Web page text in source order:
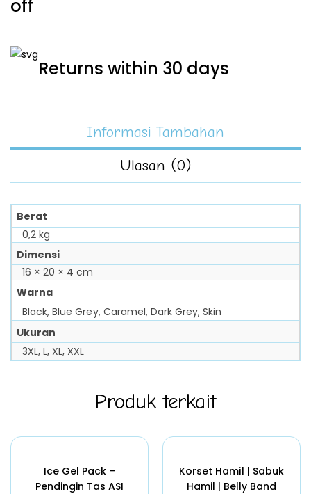
off
Returns within 30 days
Informasi Tambahan
Ulasan (0)
Berat
0,2 kg
Dimensi
16 × 20 × 4 cm
Warna
Black, Blue Grey, Caramel, Dark Grey, Skin
Ukuran
3XL, L, XL, XXL
Produk terkait
Ice Gel Pack –
Pendingin Tas ASI
Korset Hamil | Sabuk
Hamil | Belly Band